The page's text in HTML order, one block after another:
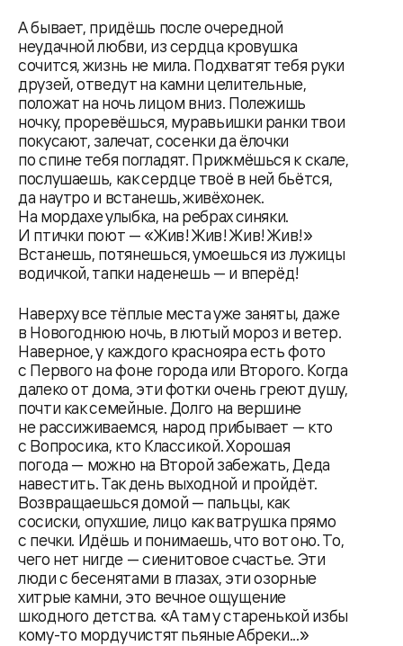
А бывает, придёшь после очередной
неудачной любви, из сердца кровушка
сочится, жизнь не мила. Подхватят тебя руки
друзей, отведут на камни целительные,
положат на ночь лицом вниз. Полежишь
ночку, проревёшься, муравьишки ранки твои
покусают, залечат, сосенки да ёлочки
по спине тебя погладят. Прижмёшься к скале,
послушаешь, как сердце твоё в ней бьётся,
да наутро и встанешь, живёхонек.
На мордахе улыбка, на ребрах синяки.
И птички поют — «Жив! Жив! Жив! Жив!»
Встанешь, потянешься, умоешься из лужицы
водичкой, тапки наденешь — и вперёд!
Наверху все тёплые места уже заняты, даже
в Новогоднюю ночь, в лютый мороз и ветер.
Наверное, у каждого краснояра есть фото
с Первого на фоне города или Второго. Когда
далеко от дома, эти фотки очень греют душу,
почти как семейные. Долго на вершине
не рассиживаемся, народ прибывает — кто
с Вопросика, кто Классикой. Хорошая
погода — можно на Второй забежать, Деда
навестить. Так день выходной и пройдёт.
Возвращаешься домой — пальцы, как
сосиски, опухшие, лицо как ватрушка прямо
с печки. Идёшь и понимаешь, что вот оно. То,
чего нет нигде — сиенитовое счастье. Эти
люди с бесенятами в глазах, эти озорные
хитрые камни, это вечное ощущение
шкодного детства. «А там у старенькой избы
кому-то морду чистят пьяные Абреки...»